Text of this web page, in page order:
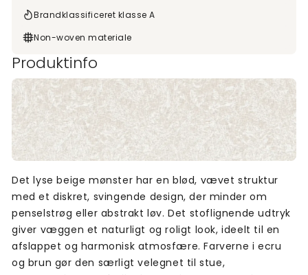
Brandklassificeret klasse A
Non-woven materiale
Produktinfo
Det lyse beige mønster har en blød, vævet struktur
med et diskret, svingende design, der minder om
penselstrøg eller abstrakt løv. Det stoflignende udtryk
giver væggen et naturligt og roligt look, ideelt til en
afslappet og harmonisk atmosfære. Farverne i ecru
og brun gør den særligt velegnet til stue,